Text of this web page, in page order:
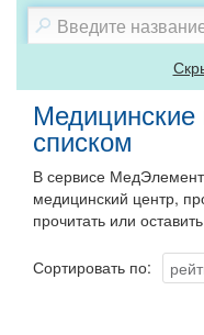
списком
В сервисе
медицинский центр,
прочитать или
Сортировать по: